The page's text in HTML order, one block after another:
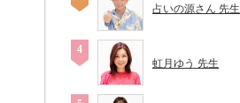
占いの源さん 先生
虹月ゆう 先生